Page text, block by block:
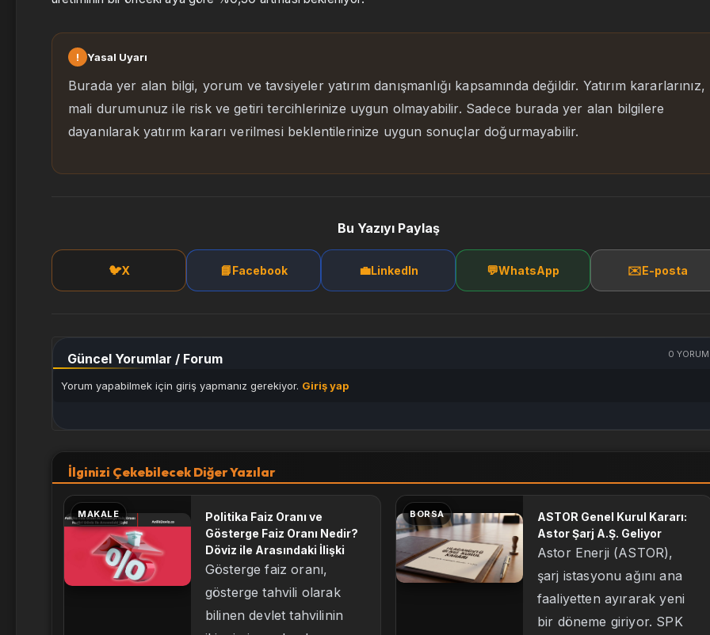
! Yasal Uyarı
Burada yer alan bilgi, yorum ve tavsiyeler yatırım danışmanlığı kapsamında değildir. Yatırım kararlarınız,
mali durumunuz ile risk ve getiri tercihlerinize uygun olmayabilir. Sadece burada yer alan bilgilere
dayanılarak yatırım kararı verilmesi beklentilerinize uygun sonuçlar doğurmayabilir.
Bu Yazıyı Paylaş
🐦X 📘Facebook 💼LinkedIn 💬WhatsApp ✉️E-posta
Güncel Yorumlar / Forum 0 YORUM
Yorum yapabilmek için giriş yapmanız gerekiyor. Giriş yap
İlginizi Çekebilecek Diğer Yazılar
MAKALE
Politika Faiz Oranı ve
Gösterge Faiz Oranı Nedir?
Döviz ile Arasındaki İlişki
Gösterge faiz oranı,
gösterge tahvili olarak
bilinen devlet tahvilinin
BORSA
ASTOR Genel Kurul Kararı:
Astor Şarj A.Ş. Geliyor
Astor Enerji (ASTOR),
şarj istasyonu ağını ana
faaliyetten ayırarak yeni
bir döneme giriyor. SPK